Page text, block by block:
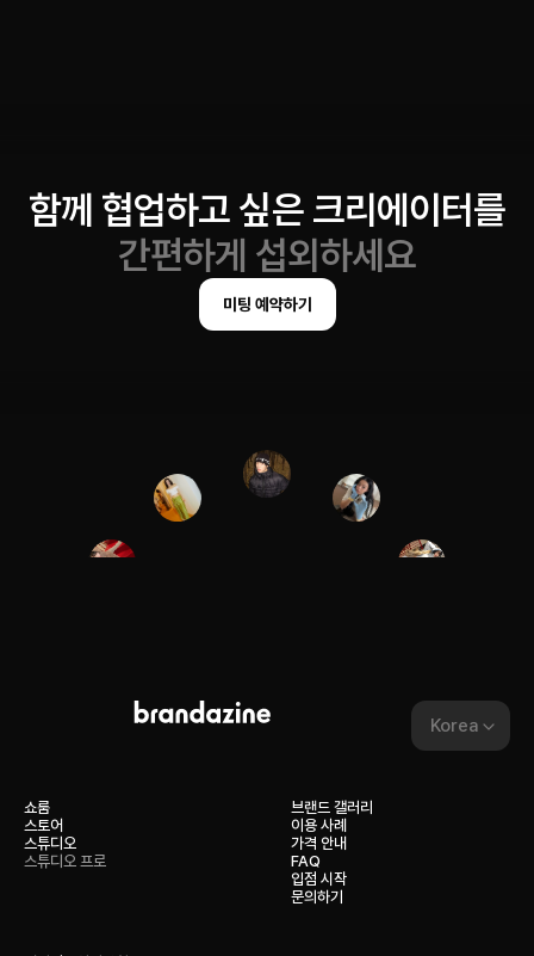
함께 협업하고 싶은 크리에이터를
간편하게 섭외하세요
미팅 예약하기
Korea
쇼룸
스토어
스튜디오
스튜디오 프로
브랜드 갤러리
이용 사례
가격 안내
FAQ
입점 시작
문의하기